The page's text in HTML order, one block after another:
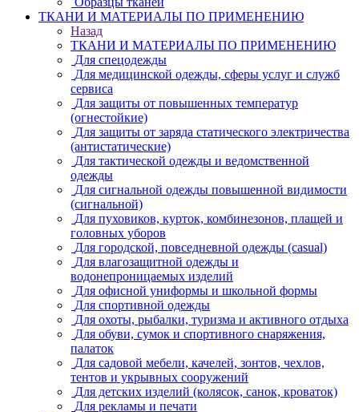
ТКАНИ И МАТЕРИАЛЫ ПО ПРИМЕНЕНИЮ
Назад
ТКАНИ И МАТЕРИАЛЫ ПО ПРИМЕНЕНИЮ
Для спецодежды
Для медицинской одежды, сферы услуг и служб
сервиса
Для защиты от повышенных температур
(огнестойкие)
Для защиты от заряда статического электричества
(антистатические)
Для тактической одежды и ведомственной
одежды
Для сигнальной одежды повышенной видимости
(сигнальной)
Для пуховиков, курток, комбинезонов, плащей и
головных уборов
Для городской, повседневной одежды (casual)
Для влагозащитной одежды и
водонепроницаемых изделий
Для офисной униформы и школьной формы
Для спортивной одежды
Для охоты, рыбалки, туризма и активного отдыха
Для обуви, сумок и спортивного снаряжения,
палаток
Для садовой мебели, качелей, зонтов, чехлов,
тентов и укрывных сооружений
Для детских изделий (колясок, санок, кроваток)
Для рекламы и печати